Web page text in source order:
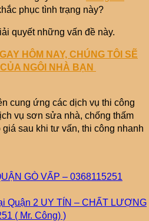
phục tình trạng này?
quyết những vấn đề này.
HÔM NAY, CHÚNG TÔI SẼ
NGÔI NHÀ BẠN
cung ứng các dịch vụ thi công
vụ sơn sửa nhà, chống thấm
sau khi tư vấn, thi công nhanh
GÒ VẤP – 0368115251
Quận 2 UY TÍN – CHẤT LƯỢNG
( Mr. Công) )